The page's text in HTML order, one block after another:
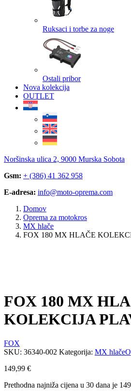
Ruksaci i torbe za noge
Ostali pribor
Nova kolekcija
OUTLET
Noršinska ulica 2, 9000 Murska Sobota
Gsm: + (386) 41 362 958
E-adresa: info@moto-oprema.com
Domov
Oprema za motokros
MX hlače
FOX 180 MX HLAČE
FOX 180 MX
KOLEKCIJA
FOX
SKU: 36340-002 Kategorija: MX hlače
149,99 €
Prethodna najniža cijena u 30 dana je